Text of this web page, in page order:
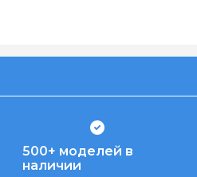
500+ моделей в
наличии